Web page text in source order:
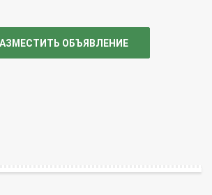
ОБЪЯВЛЕНИЕ